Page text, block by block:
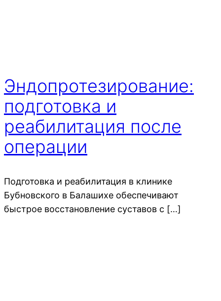
Эндопротезирование:
подготовка и
реабилитация после
операции
Подготовка и реабилитация в клинике
Бубновского в Балашихе обеспечивают
быстрое восстановление суставов с […]